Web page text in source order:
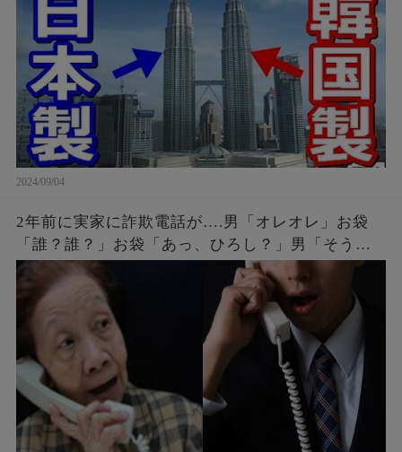
2024/09/04
2年前に実家に詐欺電話が….男「オレオレ」お袋
「誰？誰？」お袋「あっ、ひろし？」男「そうだ
よ母さん、ひろしだよ」母の驚愕な破壊力のある
返しとはw